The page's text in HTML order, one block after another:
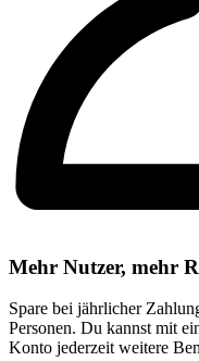
Mehr Nutzer, mehr
Spare bei jährlicher
Personen. Du kannst mit
Konto jederzeit weitere